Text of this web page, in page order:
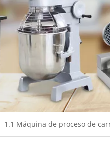
1.1 Máquina de proceso de